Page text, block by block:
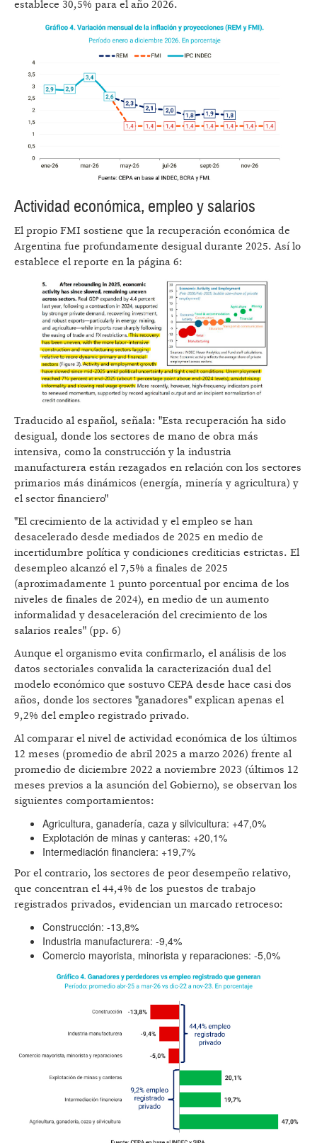
establece 30,5% para el año 2026.
Actividad económica, empleo y salarios
El propio FMI sostiene que la recuperación económica de
Argentina fue profundamente desigual durante 2025. Así lo
establece el reporte en la página 6:
Traducido al español, señala: "Esta recuperación ha sido
desigual, donde los sectores de mano de obra más
intensiva, como la construcción y la industria
manufacturera están rezagados en relación con los sectores
primarios más dinámicos (energía, minería y agricultura) y
el sector financiero"
"El crecimiento de la actividad y el empleo se han
desacelerado desde mediados de 2025 en medio de
incertidumbre política y condiciones crediticias estrictas. El
desempleo alcanzó el 7,5% a finales de 2025
(aproximadamente 1 punto porcentual por encima de los
niveles de finales de 2024), en medio de un aumento
informalidad y desaceleración del crecimiento de los
salarios reales" (pp. 6)
Aunque el organismo evita confirmarlo, el análisis de los
datos sectoriales convalida la caracterización dual del
modelo económico que sostuvo CEPA desde hace casi dos
años, donde los sectores "ganadores" explican apenas el
9,2% del empleo registrado privado.
Al comparar el nivel de actividad económica de los últimos
12 meses (promedio de abril 2025 a marzo 2026) frente al
promedio de diciembre 2022 a noviembre 2023 (últimos 12
meses previos a la asunción del Gobierno), se observan los
siguientes comportamientos:
Agricultura, ganadería, caza y silvicultura: +47,0%
Explotación de minas y canteras: +20,1%
Intermediación financiera: +19,7%
Por el contrario, los sectores de peor desempeño relativo,
que concentran el 44,4% de los puestos de trabajo
registrados privados, evidencian un marcado retroceso:
Construcción: -13,8%
Industria manufacturera: -9,4%
Comercio mayorista, minorista y reparaciones: -5,0%